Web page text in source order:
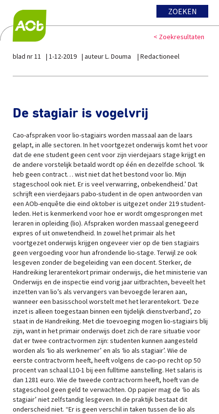
ZOEKEN
< Zoekresultaten
blad nr 11 1-12-2019 auteur L. Douma Redactioneel
De stagiair is vogelvrij
Cao-afspraken voor lio-stagiairs worden massaal aan de laars
gelapt, in alle sectoren. In het voortgezet onderwijs komt het voor
dat de ene student geen cent voor zijn vierdejaars stage krijgt en
de andere vorstelijk betaald wordt op één en dezelfde school. ‘Ik
heb geen contract… wist niet dat het bestond voor lio. Mijn
stageschool ook niet. Er is veel verwarring, onbekendheid.’ Dat
schrijft een vierdejaars pabo-student in de open antwoorden van
een AOb-enquête die eind oktober is uitgezet onder 219 student-
leden. Het is kenmerkend voor hoe er wordt omgesprongen met
leraren in opleiding (lio). Afspraken worden massaal genegeerd
expres of uit onwetendheid. In zowel het primair als het
voortgezet onderwijs krijgen ongeveer vier op de tien stagiairs
geen vergoeding voor hun afrondende lio-stage. Terwijl ze ook
lesgeven zonder de begeleiding van een docent. Sterker, de
Handreiking lerarentekort primair onderwijs, die het ministerie van
Onderwijs en de inspectie eind vorig jaar uitbrachten, beveelt het
inzetten van lio’s als vervangers van bevoegde leraren aan,
wanneer een basisschool worstelt met het lerarentekort. ‘Deze
inzet is alleen toegestaan binnen een tijdelijk dienstverband’, zo
staat in de Handreiking. Met die toevoeging mogen lio-stagiairs blij
zijn, want in het primair onderwijs doet zich de rare situatie voor
dat er twee contractvormen zijn: studenten kunnen aangesteld
worden als ‘lio als werknemer’ en als ‘lio als stagiair’. Wie de
eerste contractvorm heeft, heeft volgens de cao-po recht op 50
procent van schaal L10-1 bij een fulltime aanstelling. Het salaris is
dan 1281 euro. Wie de tweede contractvorm heeft, hoeft van de
stageschool geen geld te verwachten. Op papier mag de ‘lio als
stagiair’ niet zelfstandig lesgeven. In de praktijk bestaat dit
onderscheid niet. “Er is geen verschil in taken tussen de lio als